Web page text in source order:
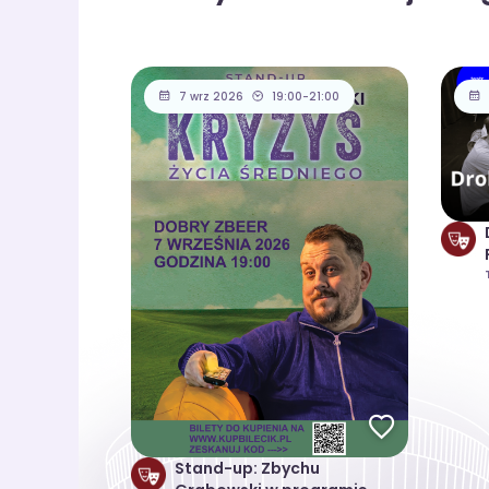
7 wrz 2026 19:00-21:00
Stand-up: Zbychu